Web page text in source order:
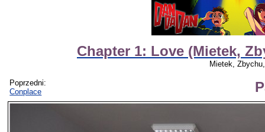
Chapter 1: Love (Mietek,
Mietek,
Poprzedni:
Conplace